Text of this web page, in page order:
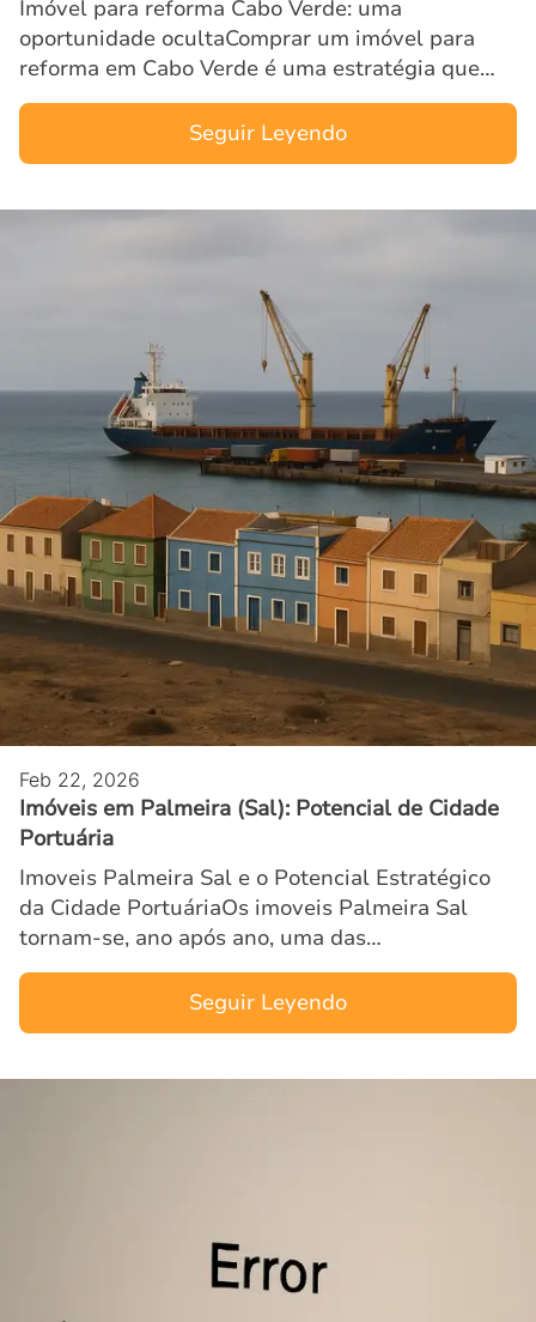
Imóvel para reforma Cabo Verde: uma
oportunidade ocultaComprar um imóvel para
reforma em Cabo Verde é uma estratégia que
vem atraindo investidores atentos a
oportunidades mais acessíveis e com grande …
Seguir Leyendo
Feb 22, 2026
Imóveis em Palmeira (Sal): Potencial de Cidade
Portuária
Imoveis Palmeira Sal e o Potencial Estratégico
da Cidade PortuáriaOs imoveis Palmeira Sal
tornam-se, ano após ano, uma das
oportunidades mais estratégicas para
investidores que buscam posicionamento l…
Seguir Leyendo